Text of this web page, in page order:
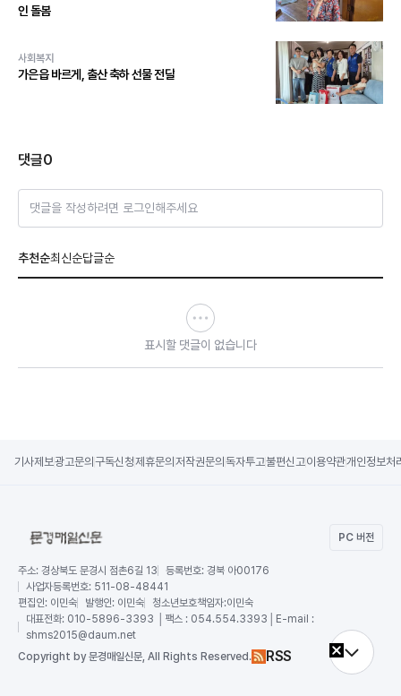
인 돌봄
사회복지
가은읍 바르게, 출산 축하 선물 전달
댓글0
댓글을 작성하려면 로그인해주세요
추천순최신순답글순
표시할 댓글이 없습니다
기사제보광고문의 구독신청제휴문의 저작권문의 독자투고불편신고이용약관개인정보처
PC 버전
주소: 경상북도 문경시 점촌6길 13 등록번호: 경북 아00176
사업자등록번호: 511-08-48441
편집인: 이민숙 발행인: 이민숙 청소년보호책임자:이민숙
대표전화: 010-5896-3393 │팩스 : 054.554.3393│E-mail :
shms2015@daum.net
Copyright by 문경매일신문, All Rights Reserved. RSS